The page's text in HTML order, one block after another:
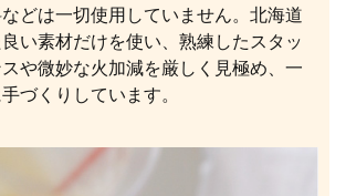
どは一切使用していません。北海道
い素材だけを使い、熟練したスタッ
や微妙な火加減を厳しく見極め、一
づくりしています。